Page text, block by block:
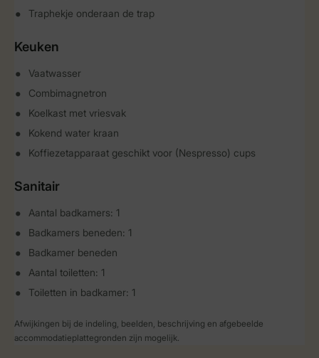
Traphekje onderaan de trap
Keuken
Vaatwasser
Combimagnetron
Koelkast met vriesvak
Kokend water kraan
Koffiezetapparaat geschikt voor (Nespresso) cups
Sanitair
Aantal badkamers: 1
Badkamers beneden: 1
Badkamer beneden
Aantal toiletten: 1
Toiletten in badkamer: 1
Afwijkingen bij de indeling, beelden, beschrijving en afgebeelde
accommodatieplattegronden zijn mogelijk.